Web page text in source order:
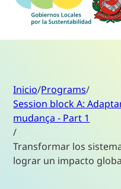
Inicio/Programs/
Session block A:
mudança - Part 1
/
Transformar los
lograr un impacto